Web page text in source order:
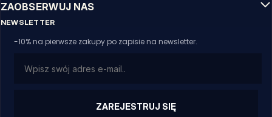
ZAOBSERWUJ NAS
NEWSLETTER
-10% na pierwsze zakupy po zapisie na newsletter.
ZAREJESTRUJ SIĘ